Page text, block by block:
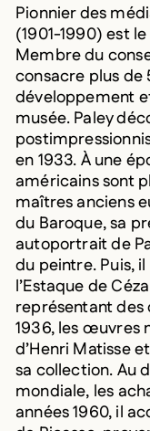
Pionnier des
(1901-1990) est
Membre du
consacre plus de
développement
musée. Paley
en 1933. À une
américains sont
maîtres anciens
du Baroque, sa
autoportrait de
du peintre. Puis,
l’Estaque de
représentant des
1936, les œuvres
d’Henri Matisse
sa collection. Au
mondiale, les
années 1960, il